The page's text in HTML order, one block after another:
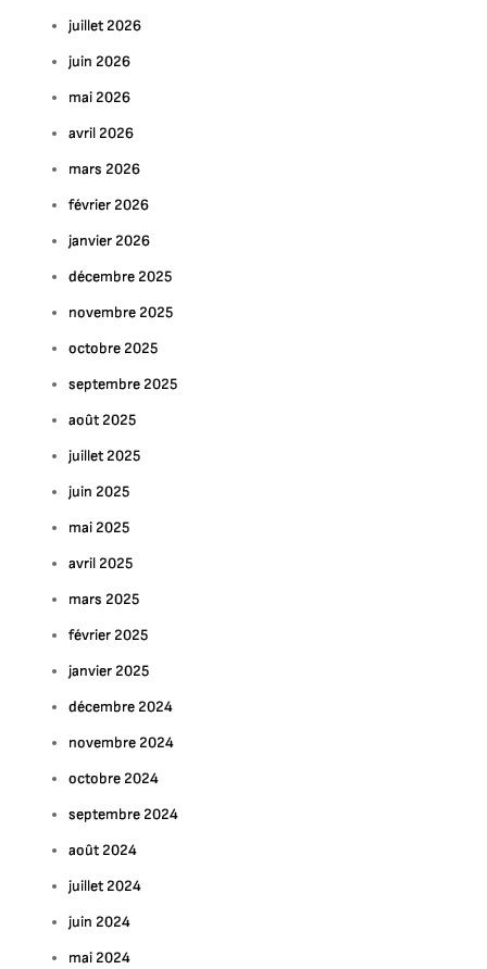
juillet 2026
juin 2026
mai 2026
avril 2026
mars 2026
février 2026
janvier 2026
décembre 2025
novembre 2025
octobre 2025
septembre 2025
août 2025
juillet 2025
juin 2025
mai 2025
avril 2025
mars 2025
février 2025
janvier 2025
décembre 2024
novembre 2024
octobre 2024
septembre 2024
août 2024
juillet 2024
juin 2024
mai 2024